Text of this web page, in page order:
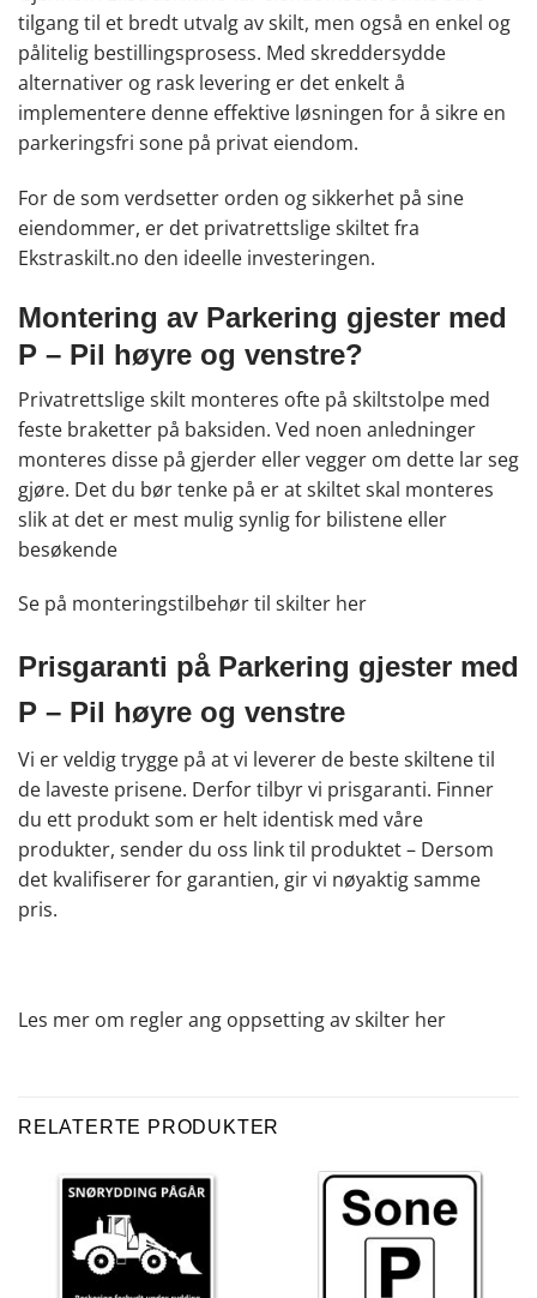
tilgang til et bredt utvalg av skilt, men også en enkel og
pålitelig bestillingsprosess. Med skreddersydde
alternativer og rask levering er det enkelt å
implementere denne effektive løsningen for å sikre en
parkeringsfri sone på privat eiendom.
For de som verdsetter orden og sikkerhet på sine
eiendommer, er det privatrettslige skiltet fra
Ekstraskilt.no den ideelle investeringen.
Montering av Parkering gjester med
P – Pil høyre og venstre?
Privatrettslige skilt monteres ofte på skiltstolpe med
feste braketter på baksiden. Ved noen anledninger
monteres disse på gjerder eller vegger om dette lar seg
gjøre. Det du bør tenke på er at skiltet skal monteres
slik at det er mest mulig synlig for bilistene eller
besøkende
Se på monteringstilbehør til skilter her
Prisgaranti på Parkering gjester med
P – Pil høyre og venstre
Vi er veldig trygge på at vi leverer de beste skiltene til
de laveste prisene. Derfor tilbyr vi prisgaranti. Finner
du ett produkt som er helt identisk med våre
produkter, sender du oss link til produktet – Dersom
det kvalifiserer for garantien, gir vi nøyaktig samme
pris.
Les mer om regler ang oppsetting av skilter her
RELATERTE PRODUKTER